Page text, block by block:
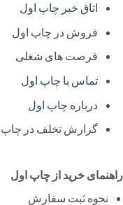
اتاق خبر چاپ اول
فروش در چاپ اول
فرصت های شغلی
تماس با چاپ اول
درباره چاپ اول
گزارش تخلف در چاپ
خرید از چاپ اول
نحوه ثبت سفارش